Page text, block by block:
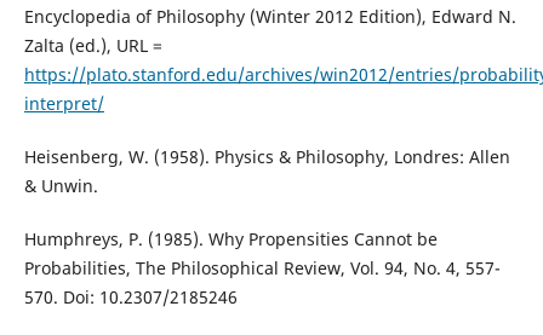
Encyclopedia of Philosophy (Winter 2012 Edition), Edward N.
Zalta (ed.), URL =
https://plato.stanford.edu/archives/win2012/entries/
interpret/
Heisenberg, W. (1958). Physics & Philosophy, Londres: Allen
& Unwin.
Humphreys, P. (1985). Why Propensities Cannot be
Probabilities, The Philosophical Review, Vol. 94, No. 4, 557-
570. Doi: 10.2307/2185246